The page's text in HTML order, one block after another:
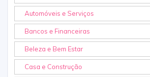
Automóveis e Serviços
Bancos e Financeiras
Beleza e Bem Estar
Casa e Construção